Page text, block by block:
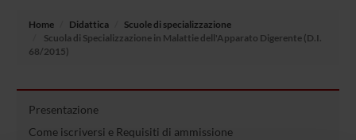
Home Didattica
Scuole di specializzazione
Scuola di Specializzazione in Malattie dell'Apparato Digerente (D.I.
68/2015)
Presentazione
Come iscriversi e Requisiti di ammissione